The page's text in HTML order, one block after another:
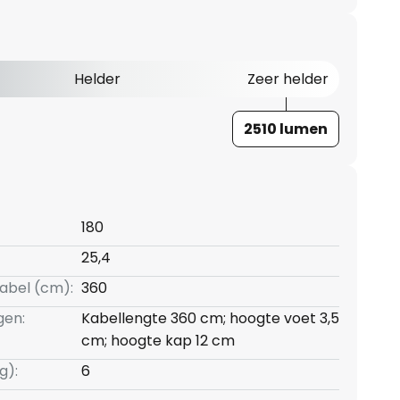
Helder Zeer helder
2510 lumen
180
25,4
(cm): 360
Kabellengte 360 cm; hoogte voet 3,5
cm; hoogte kap 12 cm
6